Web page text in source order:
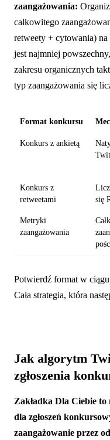
zaangażowania:
całkowitego
retweety + cytowania) na
jest najmniej
zakresu organicznych
typ zaangażowania się
Format konkursu
Konkurs z ankietą
Konkurs z
retweetami
się
Metryki
zaangażowania
Potwierdź format w
Cała strategia, która
Jak algorytm
zgłoszenia
Zakładka Dla Ciebie
dla zgłoszeń
zaangażowanie przez